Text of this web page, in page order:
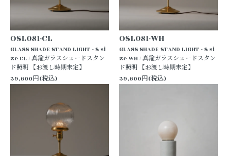
OSL081-CL
GLASS SHADE STAND LIGHT - S si
ze CL / 真鍮ガラスシェードスタン
ド照明 【お渡し時期未定】
39,600円(税込)
OSL081-WH
GLASS SHADE STAND LIGHT - S si
ze WH / 真鍮ガラスシェードスタン
ド照明 【お渡し時期未定】
39,600円(税込)